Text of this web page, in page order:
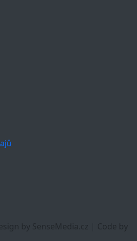
by SenseMedia.cz | Code by